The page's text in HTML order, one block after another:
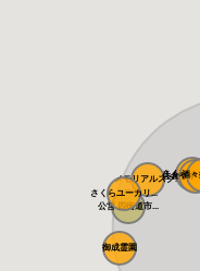
メモリアルスク...
さくら中
御成霊園
佐倉やす
公営 四街道市...
酒々
さくらユーカリ...